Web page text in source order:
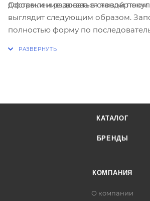
доставки и радоваться новой
Оформление заказа в
выглядит следующим образом.
полностью форму по
КАТАЛОГ
БРЕНДЫ
КОМПАНИЯ
О компании